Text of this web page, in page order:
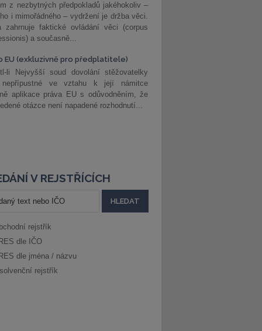
z nezbytných předpokladů jakéhokoliv –
i mimořádného – vydržení je držba věci.
zahrnuje faktické ovládání věci (corpus
a současně...
EU (exkluzivně pro předplatitele)
li Nejvyšší soud dovolání stěžovatelky
ve vztahu k její námitce
aplikace práva EU s odůvodněním, že
otázce není napadené rozhodnutí...
V REJSTŘÍCÍCH
rejstřík
dle IČO
dle jména / názvu
rejstřík